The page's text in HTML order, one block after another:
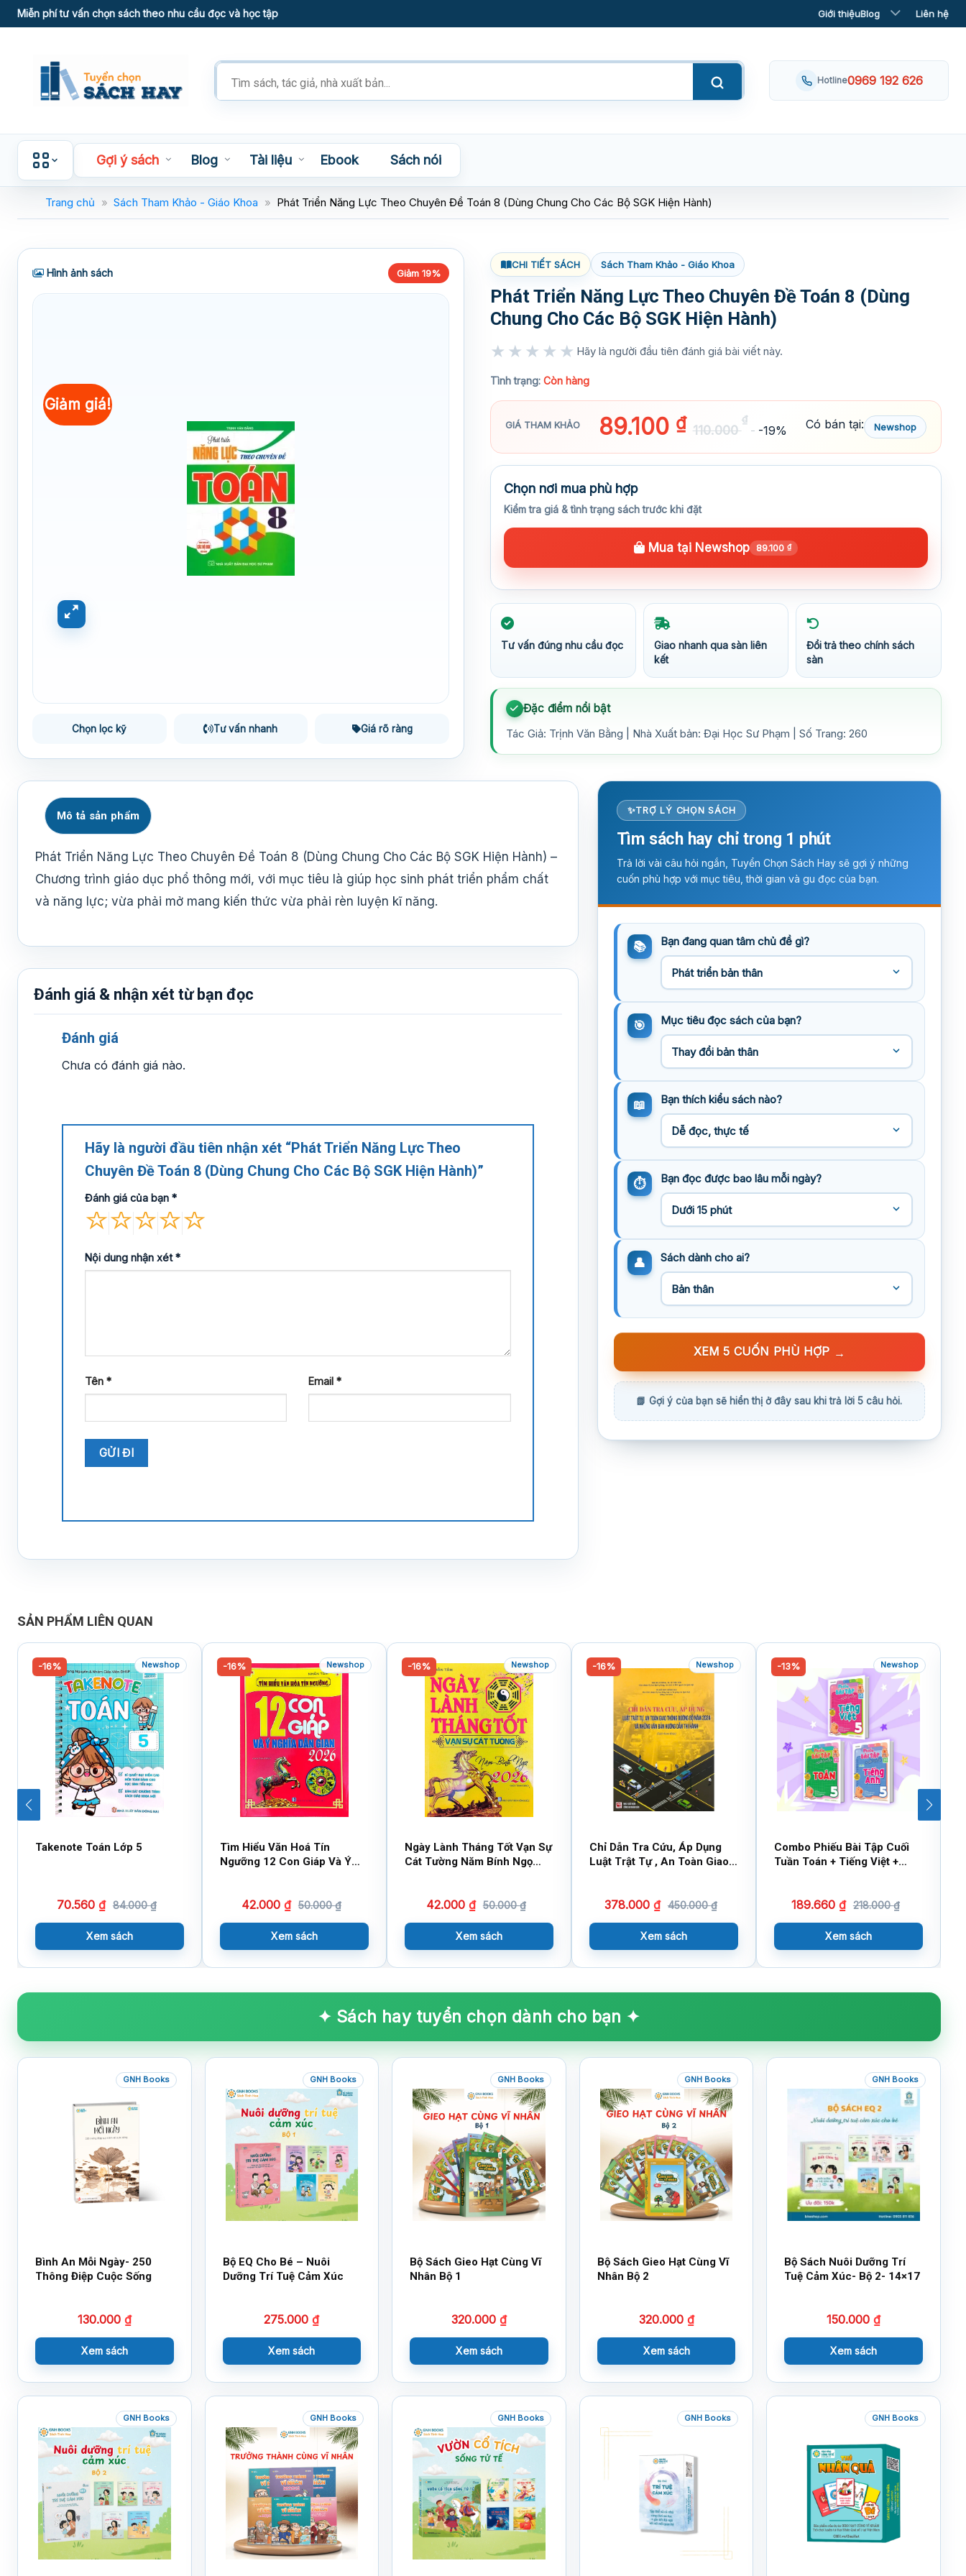
Skip
to
Miễn phí tư vấn chọn sách theo nhu cầu đọc và học tập Giới thiệuBlog Liên hệ
Tìm
kiếm
phẩm
Hotline0969 192 626
Gợi ý sách Blog Tài liệu Ebook Sách nói
Trang chủ » Sách Tham Khảo - Giáo Khoa » Phát Triển Năng Lực Theo Chuyên Đề Toán 8 (Dùng Chung Cho Các Bộ SGK Hiện Hành)
Hình ảnh sách Giảm 19%
Giảm giá!
Chọn lọc kỹ Tư vấn nhanh Giá rõ ràng
CHI TIẾT SÁCH Sách Tham Khảo - Giáo Khoa
Phát Triển Năng Lực Theo Chuyên Đề Toán 8 (Dùng
Chung Cho Các Bộ SGK Hiện Hành)
★★★★★ Hãy là người đầu tiên đánh giá bài viết này.
Tình trạng: Còn hàng
GIÁ THAM KHẢO 89.100 ₫ 110.000
₫
-19% Có bán tại: Newshop
Chọn nơi mua phù hợp
Kiểm tra giá & tình trạng sách trước khi đặt
Mua tại Newshop 89.100 ₫
Tư vấn đúng nhu cầu đọc
Giao nhanh qua sàn liên
kết
Đổi trả theo chính sách
sàn
Đặc điểm nổi bật
Tác Giả: Trịnh Văn Bằng | Nhà Xuất bản: Đại Học Sư Phạm | Số Trang: 260
Mô tả sản phẩm
Phát Triển Năng Lực Theo Chuyên Đề Toán 8 (Dùng Chung Cho Các Bộ SGK Hiện Hành) –
Chương trình giáo dục phổ thông mới, với mục tiêu là giúp học sinh phát triển phẩm chất
và năng lực; vừa phải mở mang kiến thức vừa phải rèn luyện kĩ năng.
Đánh giá & nhận xét từ bạn đọc
Đánh giá
Chưa có đánh giá nào.
Hãy là người đầu tiên nhận xét “Phát Triển Năng Lực Theo
Chuyên Đề Toán 8 (Dùng Chung Cho Các Bộ SGK Hiện Hành)”
Đánh giá của bạn *
Nội dung nhận xét*
Tên * Email*
TRỢ LÝ CHỌN SÁCH
Tìm sách hay chỉ trong 1 phút
Trả lời vài câu hỏi ngắn, Tuyển Chọn Sách Hay sẽ gợi ý những
cuốn phù hợp với mục tiêu, thời gian và gu đọc của bạn.
Bạn đang quan tâm chủ đề gì?
Mục tiêu đọc sách của bạn?
Bạn thích kiểu sách nào?
Bạn đọc được bao lâu mỗi ngày?
Sách dành cho ai?
XEM 5 CUỐN PHÙ HỢP →
SẢN PHẨM LIÊN QUAN
-16% Newshop
Takenote Toán Lớp 5
70.560 ₫ 84.000₫
Xem sách
-16% Newshop
Tìm Hiểu Văn Hoá Tín
Ngưỡng 12 Con Giáp Và Ý
42.000 ₫ 50.000₫
Xem sách
-16% Newshop
Ngày Lành Tháng Tốt Vạn Sự
Cát Tường Năm Bính Ngọ
42.000 ₫ 50.000₫
Xem sách
-16% Newshop
Chỉ Dẫn Tra Cứu, Áp Dụng
Luật Trật Tự , An Toàn Giao
Dẫn Thi Hành (Sách Tham
378.000 ₫ 450.000₫
Xem sách
-13% Newshop
Combo Phiếu Bài Tập Cuối
Tuần Toán + Tiếng Việt +
189.660 ₫ 218.000₫
Xem sách
✦ Sách hay tuyển chọn dành cho bạn ✦
GNH Books
Bình An Mỗi Ngày- 250
Thông Điệp Cuộc Sống
130.000 ₫
Xem sách
GNH Books
Bộ EQ Cho Bé – Nuôi
Dưỡng Trí Tuệ Cảm Xúc
275.000₫
Xem sách
GNH Books
Bộ Sách Gieo Hạt Cùng Vĩ
Nhân Bộ 1
320.000 ₫
Xem sách
GNH Books
Bộ Sách Gieo Hạt Cùng Vĩ
Nhân Bộ 2
320.000 ₫
Xem sách
GNH Books
Bộ Sách Nuôi Dưỡng Trí
Tuệ Cảm Xúc- Bộ 2- 14×17
150.000₫
Xem sách
GNH Books GNH Books GNH Books GNH Books GNH Books